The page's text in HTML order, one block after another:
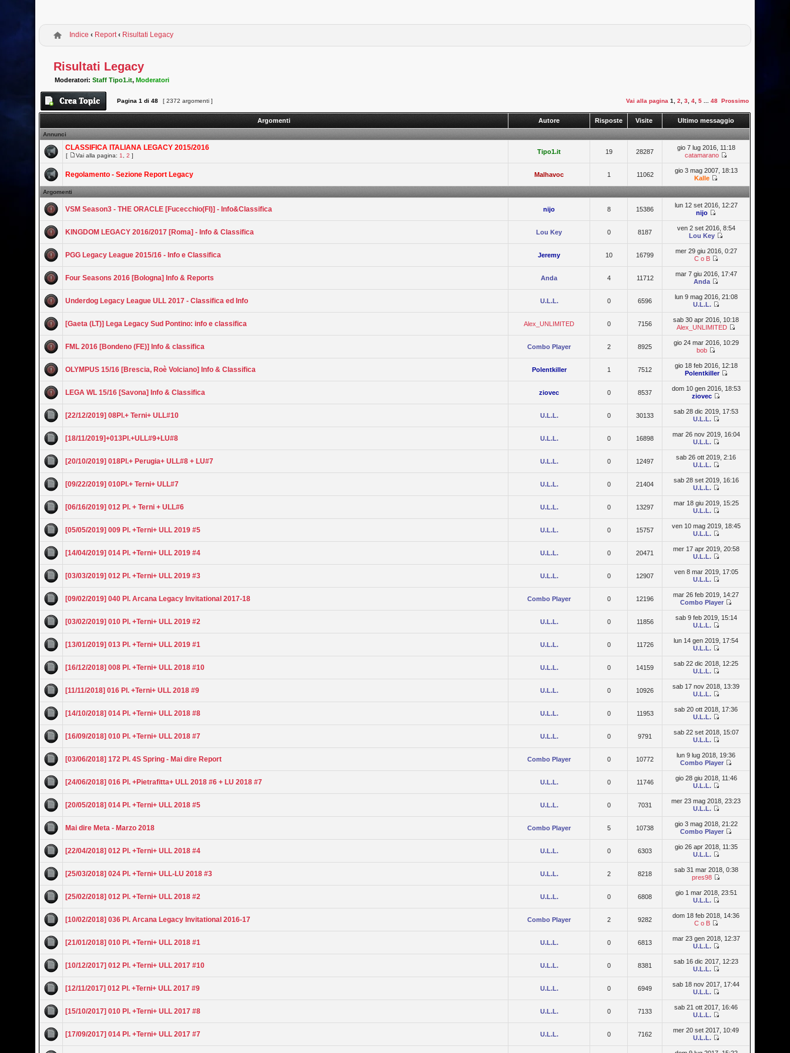
Indice ‹ Report ‹ Risultati Legacy
Risultati Legacy
Moderatori:Staff Tipo1.it,Moderatori
Pagina1 di48 [ 2372 argomenti ] Vai alla pagina 1 ,2 ,3 ,4 ,5 ...48 Prossimo
Argomenti Autore Risposte Visite Ultimo messaggio
Annunci
CLASSIFICA ITALIANA LEGACY 2015/2016
[ Vai alla pagina: 1 ,2 ]
Tipo1.it 19 28287
gio 7 lug 2016, 11:18
catamarano
Regolamento - Sezione Report Legacy Malhavoc 1 11062
gio 3 mag 2007, 18:13
Kalle
Argomenti
VSM Season3 - THE ORACLE [Fucecchio(FI)] - Info&Classifica nijo 8 15386
lun 12 set 2016, 12:27
nijo
KINGDOM LEGACY 2016/2017 [Roma] - Info & Classifica Lou Key 0 8187
ven 2 set 2016, 8:54
Lou Key
PGG Legacy League 2015/16 - Info e Classifica Jeremy 10 16799
mer 29 giu 2016, 0:27
C o B
Four Seasons 2016 [Bologna] Info & Reports Anda 4 11712
mar 7 giu 2016, 17:47
Anda
Underdog Legacy League ULL 2017 - Classifica ed Info U.L.L. 0 6596
lun 9 mag 2016, 21:08
U.L.L.
[Gaeta (LT)] Lega Legacy Sud Pontino: info e classifica Alex_UNLIMITED 0 7156
sab 30 apr 2016, 10:18
Alex_UNLIMITED
FML 2016 [Bondeno (FE)] Info & classifica Combo Player 2 8925
gio 24 mar 2016, 10:29
bob
OLYMPUS 15/16 [Brescia, Roè Volciano] Info & Classifica Polentkiller 1 7512
gio 18 feb 2016, 12:18
Polentkiller
LEGA WL 15/16 [Savona] Info & Classifica ziovec 0 8537
dom 10 gen 2016, 18:53
ziovec
[22/12/2019] 08Pl.+ Terni+ ULL#10 U.L.L. 0 30133
sab 28 dic 2019, 17:53
U.L.L.
[18/11/2019]+013Pl.+ULL#9+LU#8 U.L.L. 0 16898
mar 26 nov 2019, 16:04
U.L.L.
[20/10/2019] 018Pl.+ Perugia+ ULL#8 + LU#7 U.L.L. 0 12497
sab 26 ott 2019, 2:16
U.L.L.
[09/22/2019] 010Pl.+ Terni+ ULL#7 U.L.L. 0 21404
sab 28 set 2019, 16:16
U.L.L.
[06/16/2019] 012 Pl. + Terni + ULL#6 U.L.L. 0 13297
mar 18 giu 2019, 15:25
U.L.L.
[05/05/2019] 009 Pl. +Terni+ ULL 2019 #5 U.L.L. 0 15757
ven 10 mag 2019, 18:45
U.L.L.
[14/04/2019] 014 Pl. +Terni+ ULL 2019 #4 U.L.L. 0 20471
mer 17 apr 2019, 20:58
U.L.L.
[03/03/2019] 012 Pl. +Terni+ ULL 2019 #3 U.L.L. 0 12907
ven 8 mar 2019, 17:05
U.L.L.
[09/02/2019] 040 Pl. Arcana Legacy Invitational 2017-18 Combo Player 0 12196
mar 26 feb 2019, 14:27
Combo Player
[03/02/2019] 010 Pl. +Terni+ ULL 2019 #2 U.L.L. 0 11856
sab 9 feb 2019, 15:14
U.L.L.
[13/01/2019] 013 Pl. +Terni+ ULL 2019 #1 U.L.L. 0 11726
lun 14 gen 2019, 17:54
U.L.L.
[16/12/2018] 008 Pl. +Terni+ ULL 2018 #10 U.L.L. 0 14159
sab 22 dic 2018, 12:25
U.L.L.
[11/11/2018] 016 Pl. +Terni+ ULL 2018 #9 U.L.L. 0 10926
sab 17 nov 2018, 13:39
U.L.L.
[14/10/2018] 014 Pl. +Terni+ ULL 2018 #8 U.L.L. 0 11953
sab 20 ott 2018, 17:36
U.L.L.
[16/09/2018] 010 Pl. +Terni+ ULL 2018 #7 U.L.L. 0 9791
sab 22 set 2018, 15:07
U.L.L.
[03/06/2018] 172 Pl. 4S Spring - Mai dire Report Combo Player 0 10772
lun 9 lug 2018, 19:36
Combo Player
[24/06/2018] 016 Pl. +Pietrafitta+ ULL 2018 #6 + LU 2018 #7 U.L.L. 0 11746
gio 28 giu 2018, 11:46
U.L.L.
[20/05/2018] 014 Pl. +Terni+ ULL 2018 #5 U.L.L. 0 7031
mer 23 mag 2018, 23:23
U.L.L.
Mai dire Meta - Marzo 2018 Combo Player 5 10738
gio 3 mag 2018, 21:22
Combo Player
[22/04/2018] 012 Pl. +Terni+ ULL 2018 #4 U.L.L. 0 6303
gio 26 apr 2018, 11:35
U.L.L.
[25/03/2018] 024 Pl. +Terni+ ULL-LU 2018 #3 U.L.L. 2 8218
sab 31 mar 2018, 0:38
pres98
[25/02/2018] 012 Pl. +Terni+ ULL 2018 #2 U.L.L. 0 6808
gio 1 mar 2018, 23:51
U.L.L.
[10/02/2018] 036 Pl. Arcana Legacy Invitational 2016-17 Combo Player 2 9282
dom 18 feb 2018, 14:36
C o B
[21/01/2018] 010 Pl. +Terni+ ULL 2018 #1 U.L.L. 0 6813
mar 23 gen 2018, 12:37
U.L.L.
[10/12/2017] 012 Pl. +Terni+ ULL 2017 #10 U.L.L. 0 8381
sab 16 dic 2017, 12:23
U.L.L.
[12/11/2017] 012 Pl. +Terni+ ULL 2017 #9 U.L.L. 0 6949
sab 18 nov 2017, 17:44
U.L.L.
[15/10/2017] 010 Pl. +Terni+ ULL 2017 #8 U.L.L. 0 7133
sab 21 ott 2017, 16:46
U.L.L.
[17/09/2017] 014 Pl. +Terni+ ULL 2017 #7 U.L.L. 0 7162
mer 20 set 2017, 10:49
U.L.L.